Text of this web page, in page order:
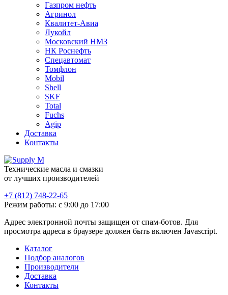
Газпром нефть
Агринол
Квалитет-Авиа
Лукойл
Московский НМЗ
НК Роснефть
Спецавтомат
Томфлон
Mobil
Shell
SKF
Total
Fuchs
Agip
Доставка
Контакты
Технические масла и смазки
от лучших производителей
+7 (812) 748-22-65
Режим работы: с 9:00 до 17:00
Адрес электронной почты защищен от спам-ботов. Для
просмотра адреса в браузере должен быть включен Javascript.
Каталог
Подбор аналогов
Производители
Доставка
Контакты